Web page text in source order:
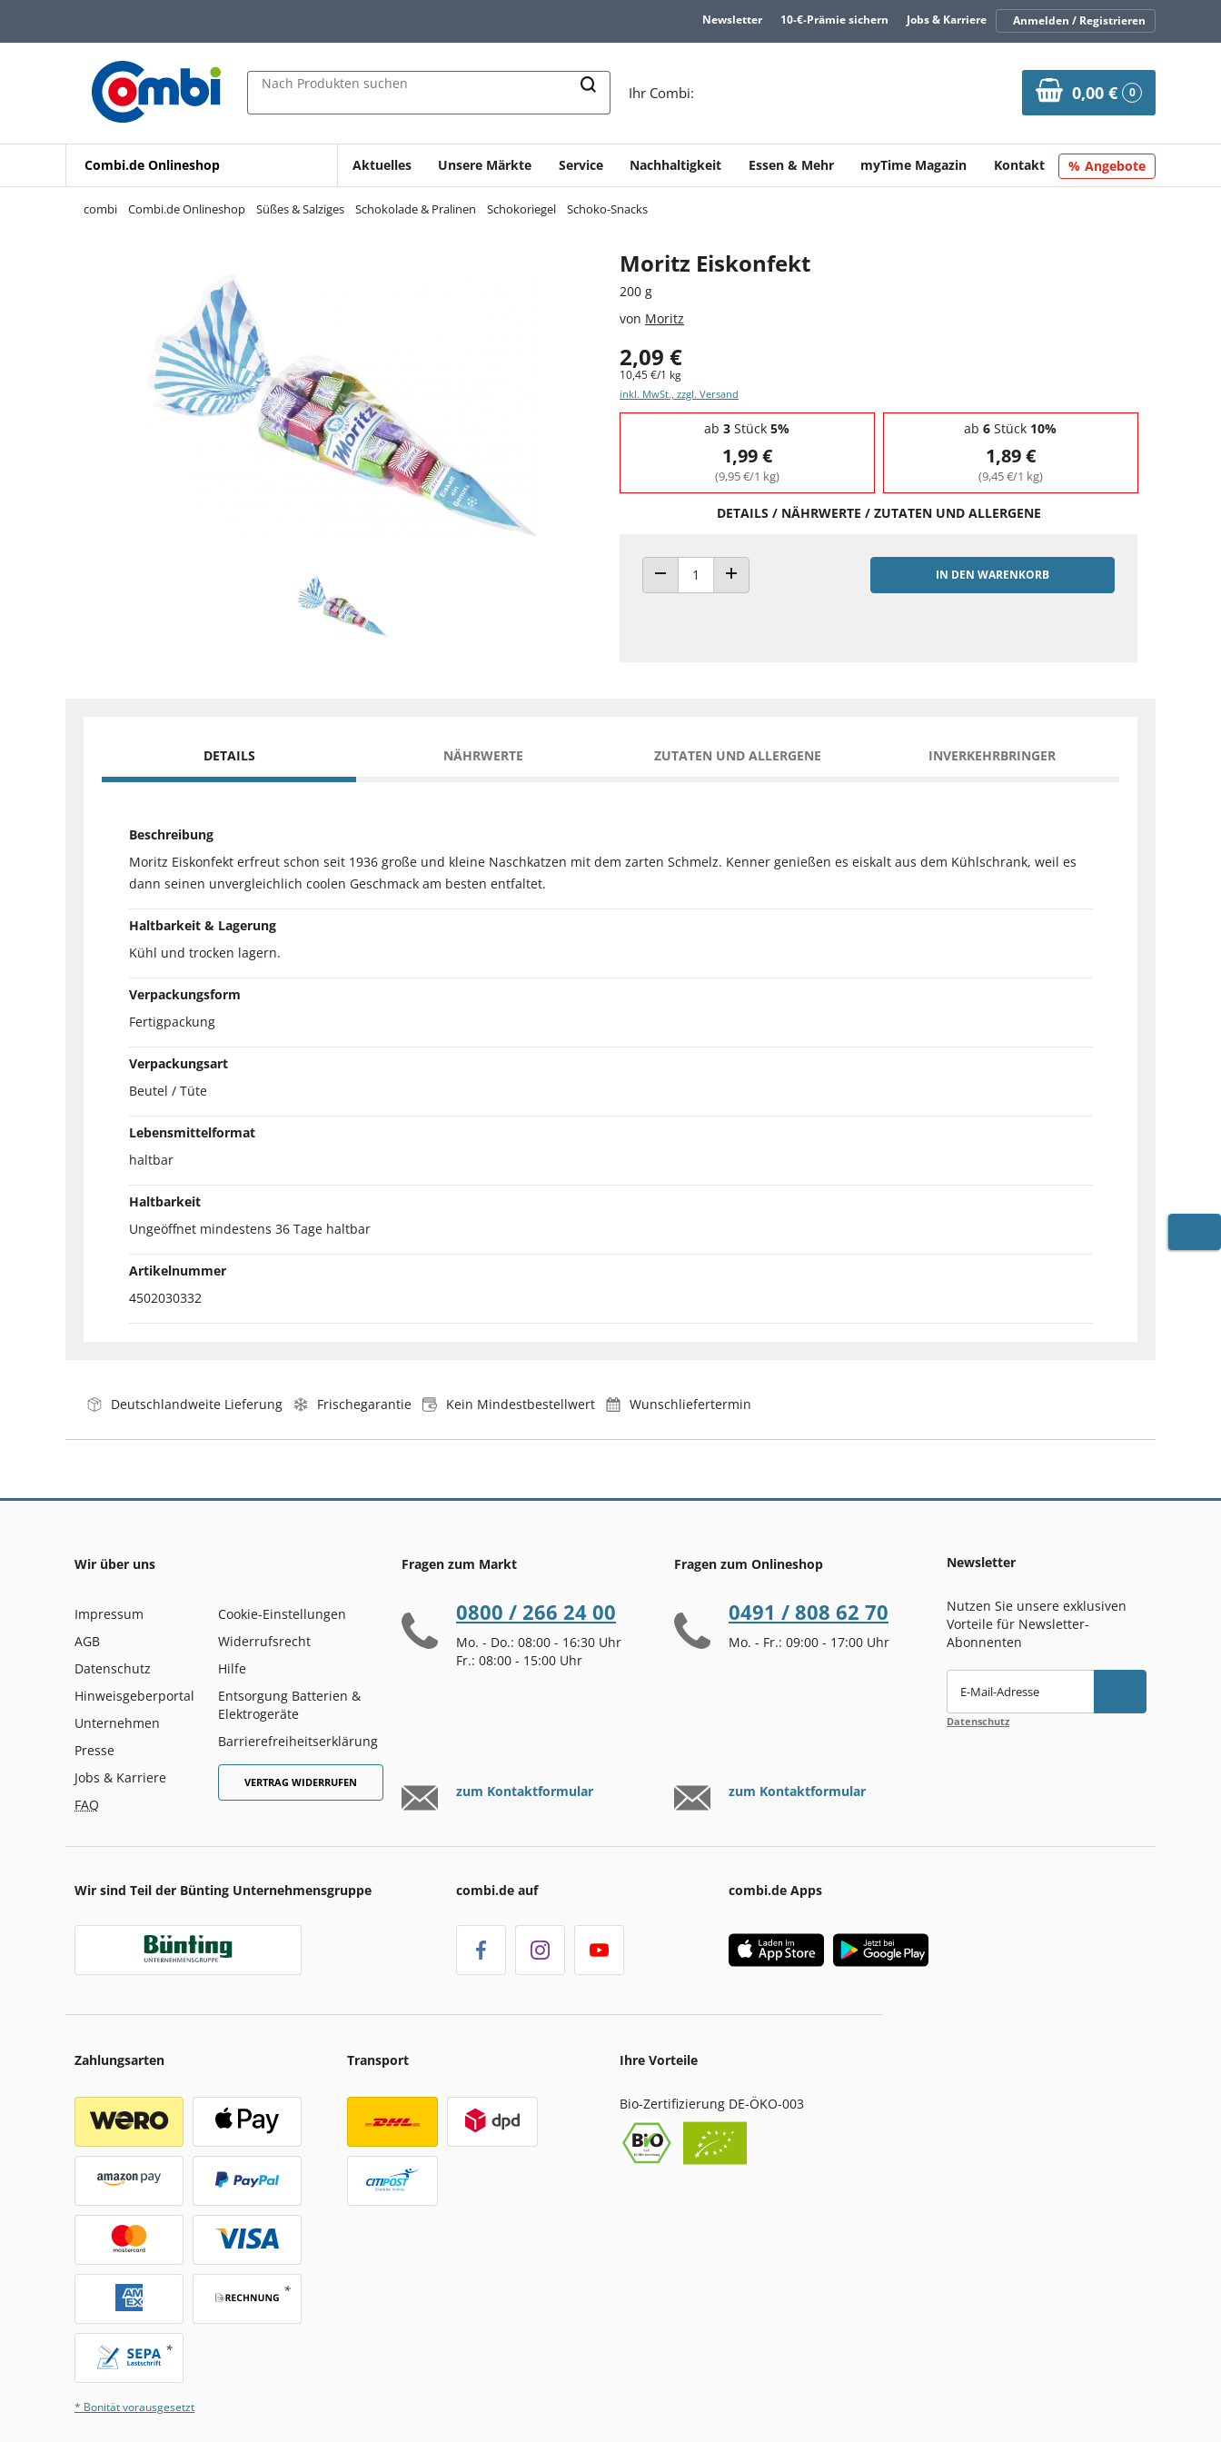
Zur Navigation springen
Zur Suche springen
Newsletter 10-€-Prämie sichern Jobs & Karriere Anmelden / Registrieren
Nach Produkten suchen
Ihr Combi: 0,00 € 0
Combi.de Onlineshop Aktuelles Unsere Märkte Service Nachhaltigkeit Essen & Mehr myTime Magazin Kontakt Angebote
combi Combi.de Onlineshop Süßes & Salziges Schokolade & Pralinen Schokoriegel Schoko-Snacks
Moritz Eiskonfekt
200 g
von Moritz
2,09 €
10,45 €/1 kg
inkl. MwSt., zzgl. Versand
Staffelpreise - Mengenrabatt
ab 3 Stück 5%
1,99 €
(9,95 €/1 kg)
ab 6 Stück 10%
1,89 €
(9,45 €/1 kg)
DETAILS / NÄHRWERTE / ZUTATEN UND ALLERGENE
ANZAHL VERRINGERNANZAHL ERHÖHEN
IN DEN WARENKORB
DETAILS NÄHRWERTE ZUTATEN UND ALLERGENE INVERKEHRBRINGER
Beschreibung
Moritz Eiskonfekt erfreut schon seit 1936 große und kleine Naschkatzen mit dem zarten Schmelz. Kenner genießen es eiskalt aus dem Kühl­schrank, weil es
dann seinen unvergleichlich coolen Geschmack am besten entfaltet.
Haltbarkeit & Lagerung
Kühl und trocken lagern.
Verpackungsform
Fertigpackung
Verpackungsart
Beutel / Tüte
Lebensmittelformat
haltbar
Haltbarkeit
Ungeöffnet mindestens 36 Tage haltbar
Artikelnummer
4502030332
Deutschlandweite Lieferung Frischegarantie Kein Mindestbestellwert Wunschliefertermin
Wir über uns
Impressum
AGB
Datenschutz
Hinweisgeberportal
Unternehmen
Presse
Jobs & Karriere
FAQ
Cookie-Einstellungen
Widerrufsrecht
Hilfe
Entsorgung Batterien &
Elektrogeräte
Barrierefreiheitserklärung
VERTRAG WIDERRUFEN
Fragen zum Markt
0800 / 266 24 00
Mo. - Do.: 08:00 - 16:30 Uhr
Fr.: 08:00 - 15:00 Uhr
zum Kontaktformular
Fragen zum Onlineshop
0491 / 808 62 70
Mo. - Fr.: 09:00 - 17:00 Uhr
zum Kontaktformular
Newsletter
Nutzen Sie unsere exklusiven
Vorteile für Newsletter-
Abonnenten
E-Mail-Adresse
Datenschutz
Wir sind Teil der Bünting Unternehmensgruppe combi.de auf combi.de Apps
Zahlungsarten
* Bonität vorausgesetzt
Transport Ihre Vorteile
Bio-Zertifizierung DE-ÖKO-003